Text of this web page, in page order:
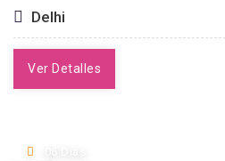
Delhi
Ver Detalles